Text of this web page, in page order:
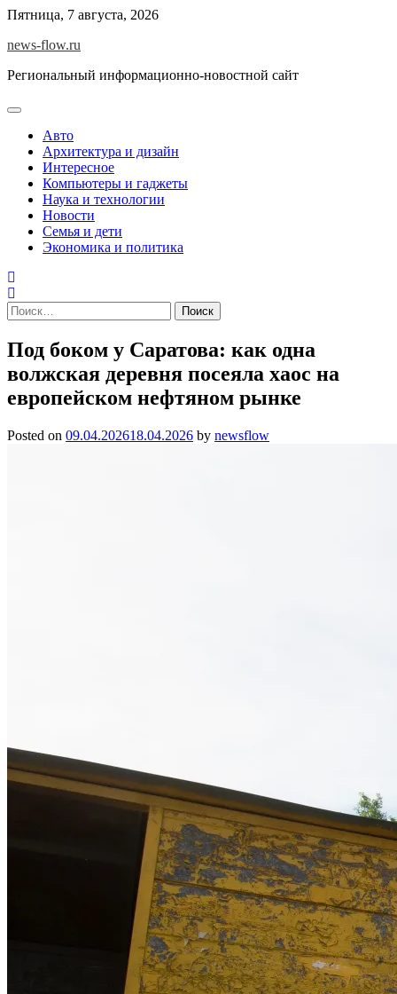
Skip
content
Пятница, 7 августа, 2026
news-flow.ru
Региональный информационно-новостной сайт
Авто
Архитектура и дизайн
Интересное
Компьютеры и гаджеты
Наука и технологии
Новости
Семья и дети
Экономика и политика
Найти:
Под боком у Саратова: как одна
волжская деревня посеяла хаос на
европейском нефтяном рынке
Posted on 09.04.202618.04.2026 by newsflow